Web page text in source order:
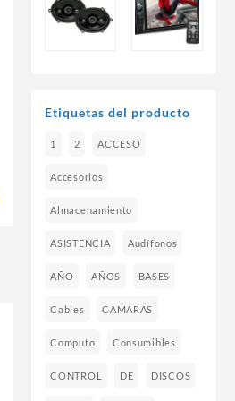
Etiquetas del producto
1 2 ACCESO
Accesorios
Almacenamiento
ASISTENCIA Audífonos
AÑO AÑOS BASES
Cables CAMARAS
Computo Consumibles
CONTROL DE DISCOS